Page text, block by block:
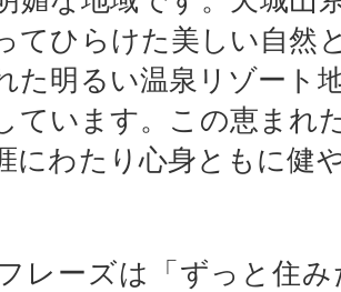
てひらけた美しい自然
た明るい温泉リゾート
ています。この恵まれ
にわたり心身ともに健
レーズは「ずっと住